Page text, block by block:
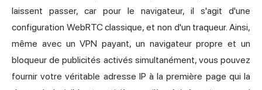
laissent passer, car pour le navigateur, il s'agit d'une
configuration WebRTC classique, et non d'un traqueur. Ainsi,
même avec un VPN payant, un navigateur propre et un
bloqueur de publicités activés simultanément, vous pouvez
fournir votre véritable adresse IP à la première page qui la